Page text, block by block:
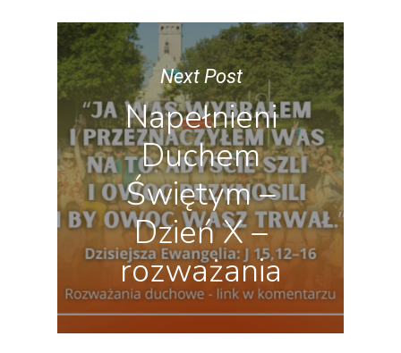
Next Post
Napełnieni
Duchem
Świętym –
Dzień X –
rozważania